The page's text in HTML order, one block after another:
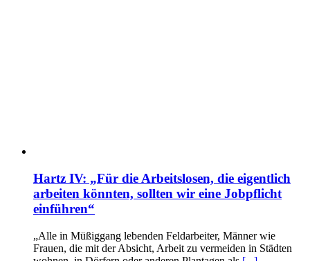
Hartz IV: „Für die Arbeitslosen, die eigentlich
arbeiten könnten, sollten wir eine Jobpflicht
einführen“
„Alle in Müßiggang lebenden Feldarbeiter, Männer wie
Frauen, die mit der Absicht, Arbeit zu vermeiden in Städten